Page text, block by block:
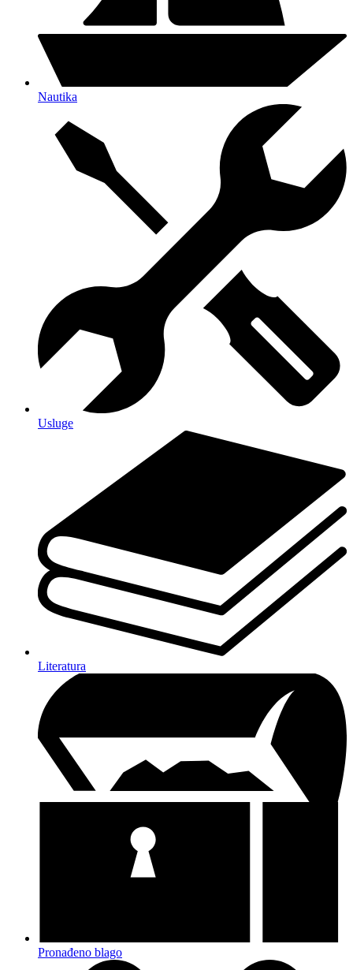
Nautika
Usluge
Literatura
Pronađeno blago